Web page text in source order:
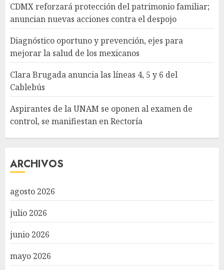
CDMX reforzará protección del patrimonio familiar;
anuncian nuevas acciones contra el despojo
Diagnóstico oportuno y prevención, ejes para
mejorar la salud de los mexicanos
Clara Brugada anuncia las líneas 4, 5 y 6 del
Cablebús
Aspirantes de la UNAM se oponen al examen de
control, se manifiestan en Rectoría
ARCHIVOS
agosto 2026
julio 2026
junio 2026
mayo 2026